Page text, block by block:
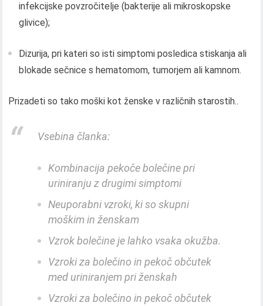
infekcijske povzročitelje (bakterije ali mikroskopske
glivice);
Dizurija, pri kateri so isti simptomi posledica stiskanja ali
blokade sečnice s hematomom, tumorjem ali kamnom.
Prizadeti so tako moški kot ženske v različnih starostih..
Vsebina članka:
Kombinacija pekoče bolečine pri
uriniranju z drugimi simptomi
Neuporabni vzroki, ki so skupni
moškim in ženskam
Vzrok bolečine je lahko vsaka okužba.
Vzroki za bolečino in pekoč občutek
med uriniranjem pri ženskah
Vzroki za bolečino in pekoč občutek